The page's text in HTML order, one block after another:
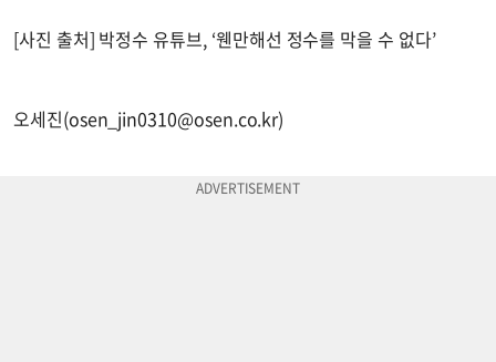
[사진 출처] 박정수 유튜브, ‘웬만해선 정수를 막을 수 없다’
오세진(osen_jin0310@osen.co.kr)